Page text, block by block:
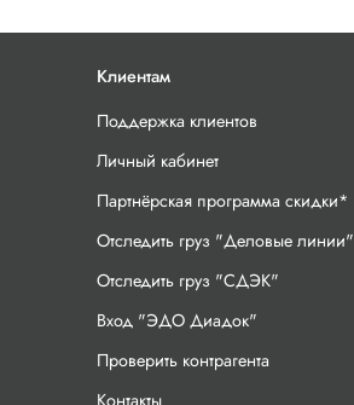
Клиентам
Поддержка клиентов
Личный кабинет
Партнёрская программа скидки*
Отследить груз "Деловые линии"
Отследить груз "СДЭК"
Вход "ЭДО Диадок"
Проверить контрагента